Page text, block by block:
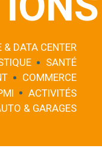
& DATA CENTER
SANTÉ
COMMERCE
ACTIVITÉS
& GARAGES